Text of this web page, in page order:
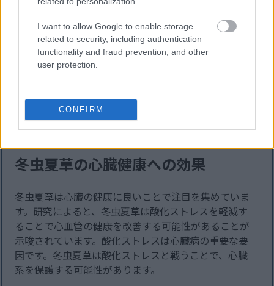
I want to allow Google to enable storage
related to security, including authentication
functionality and fraud prevention, and other
user protection.
CONFIRM
管理において重要な要素です。これらのサプリメント
は、グルコースの処理を改善することで、糖尿病管理
に大きく役立つ可能性があります。
動物実験では有望な結果が得られたものの、ヒトを対
象とした研究は不可欠です。冬虫夏草の安全な投与量
への効果に関する研究は、糖尿病治療のための天然サ
プリメント分野の成長を浮き彫りにしています。
冬虫夏草の心臓健康への効果
冬虫夏草は心臓の健康に良いことで注目を集めていま
す。研究によると、冬虫夏草は酸化ストレスを軽減す
ることで心血管の健康を改善する可能性があることが
示唆されています。酸化ストレスは心臓病の重要な要
因です。冬虫夏草は酸化ストレスと戦うことで、心臓
系を保護する可能性があります。